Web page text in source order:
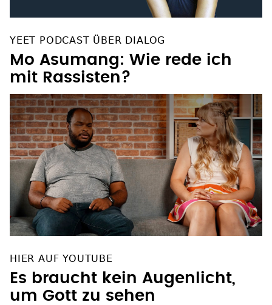
YEET PODCAST ÜBER DIALOG
Mo Asumang: Wie rede ich
mit Rassisten?
HIER AUF YOUTUBE
Es braucht kein Augenlicht,
um Gott zu sehen